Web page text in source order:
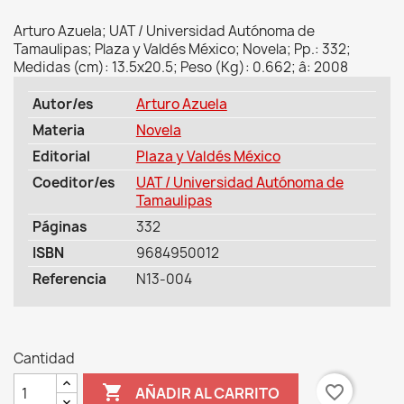
Arturo Azuela; UAT / Universidad Autónoma de
Tamaulipas; Plaza y Valdés México; Novela; Pp.: 332;
Medidas (cm): 13.5x20.5; Peso (Kg): 0.662; â: 2008
Autor/es
Arturo Azuela
Materia
Novela
Editorial
Plaza y Valdés México
Coeditor/es
UAT / Universidad Autónoma de
Tamaulipas
Páginas
332
ISBN
9684950012
Referencia
N13-004
Cantidad
 AÑADIR AL CARRITO favorite_border